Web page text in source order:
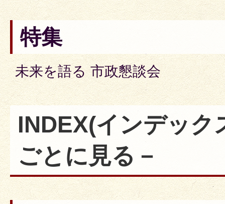
特集
未来を語る 市政懇談会
INDEX(インデック
ごとに見る－